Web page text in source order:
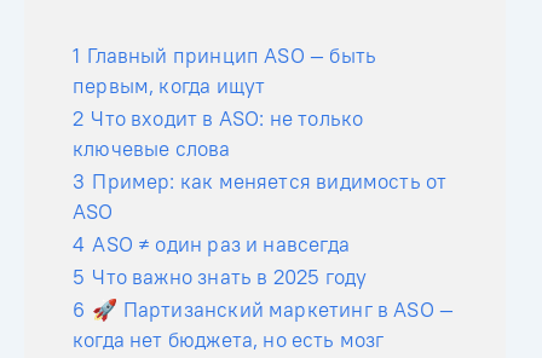
1 Главный принцип ASO — быть
первым, когда ищут
2 Что входит в ASO: не только
ключевые слова
3 Пример: как меняется видимость от
ASO
4 ASO ≠ один раз и навсегда
5 Что важно знать в 2025 году
6 🚀 Партизанский маркетинг в ASO —
когда нет бюджета, но есть мозг